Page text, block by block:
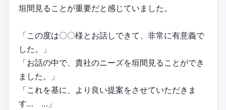
垣間見ることが重要だと感じていました。
「この度は〇〇様とお話しできて、非常に有意義で
した。」
「お話の中で、貴社のニーズを垣間見ることができ
ました。」
「これを基に、より良い提案をさせていただきま
す… …」